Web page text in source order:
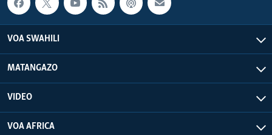
VOA SWAHILI
MATANGAZO
VIDEO
VOA AFRICA